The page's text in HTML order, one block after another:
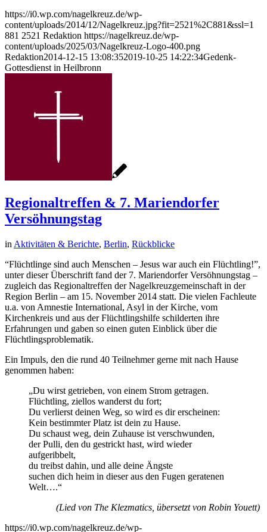
https://i0.wp.com/nagelkreuz.de/wp-
content/uploads/2014/12/Nagelkreuz.jpg?fit=2521%2C881&ssl=1
881 2521 Redaktion https://nagelkreuz.de/wp-
content/uploads/2025/03/Nagelkreuz-Logo-400.png
Redaktion2014-12-15 13:08:352019-10-25 14:22:34Gedenk-
Gottesdienst in Heilbronn
Regionaltreffen & 7. Mariendorfer
Versöhnungstag
in Aktivitäten & Berichte, Berlin, Rückblicke
“Flüchtlinge sind auch Menschen – Jesus war auch ein Flüchtling!”,
unter dieser Überschrift fand der 7. Mariendorfer Versöhnungstag –
zugleich das Regionaltreffen der Nagelkreuzgemeinschaft in der
Region Berlin – am 15. November 2014 statt. Die vielen Fachleute
u.a. von Amnestie International, Asyl in der Kirche, vom
Kirchenkreis und aus der Flüchtlingshilfe schilderten ihre
Erfahrungen und gaben so einen guten Einblick über die
Flüchtlingsproblematik.
Ein Impuls, den die rund 40 Teilnehmer gerne mit nach Hause
genommen haben:
„Du wirst getrieben, von einem Strom getragen.
Flüchtling, ziellos wanderst du fort;
Du verlierst deinen Weg, so wird es dir erscheinen:
Kein bestimmter Platz ist dein zu Hause.
Du schaust weg, dein Zuhause ist verschwunden,
der Pulli, den du gestrickt hast, wird wieder
aufgeribbelt,
du treibst dahin, und alle deine Ängste
suchen dich heim in dieser aus den Fugen geratenen
Welt….“
(Lied von The Klezmatics, übersetzt von Robin Youett)
https://i0.wp.com/nagelkreuz.de/wp-